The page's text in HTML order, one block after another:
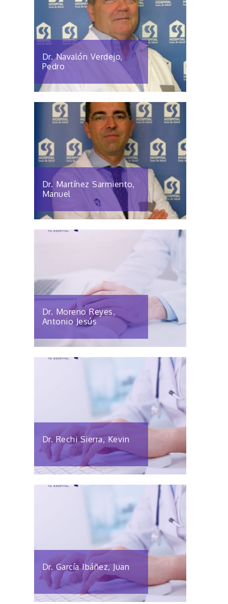
Dr. Navalón Verdejo,
Pedro
Dr. Martínez Sarmiento,
Manuel
Dr. Moreno Reyes,
Antonio Jesús
Dr. Rechi Sierra, Kevin
Dr. García Ibáñez, Juan